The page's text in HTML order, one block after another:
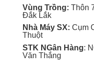
Vùng Trồng: Thôn
Đắk Lắk
Nhà Máy SX: Cụm
Thuột
STK NGân Hàng:
Văn Thắng